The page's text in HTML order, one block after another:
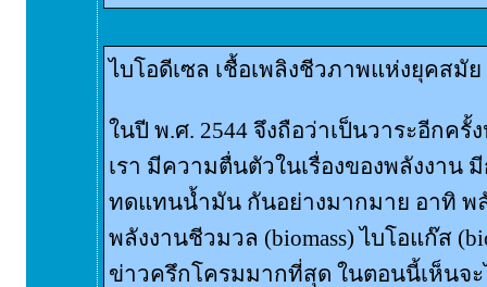
ไบโอดีเซล เชื้อเพลิงชีวภาพแห่งยุคสมัย
ในปี พ.ศ. 2544 จึงถือว่าเป็นวาระอีกครั้
เรา มีความตื่นตัวในเรื่องของพลังงาน
ทดแทนน้ำมัน กันอย่างมากมาย อาทิ พ
พลังงานชีวมวล (biomass) ไบโอแก๊ส
ข่าวครึกโครมมากที่สุด ในตอนนี้เห็นจะ